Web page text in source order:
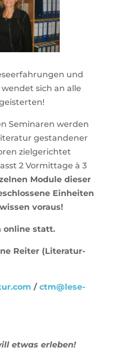
und
sich an alle
Semi­naren werden
gestan­dener
ziel­ge­richtet
2 Vor­mit­tage à 3
Module dieser
Ein­heiten
voraus!
online statt.
Reiter (Lite­ra­tur­
/ ctm@lese-
etwas erleben!